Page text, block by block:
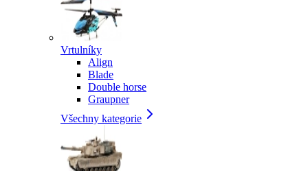
Vrtulníky
Align
Blade
Double horse
Graupner
Všechny kategorie